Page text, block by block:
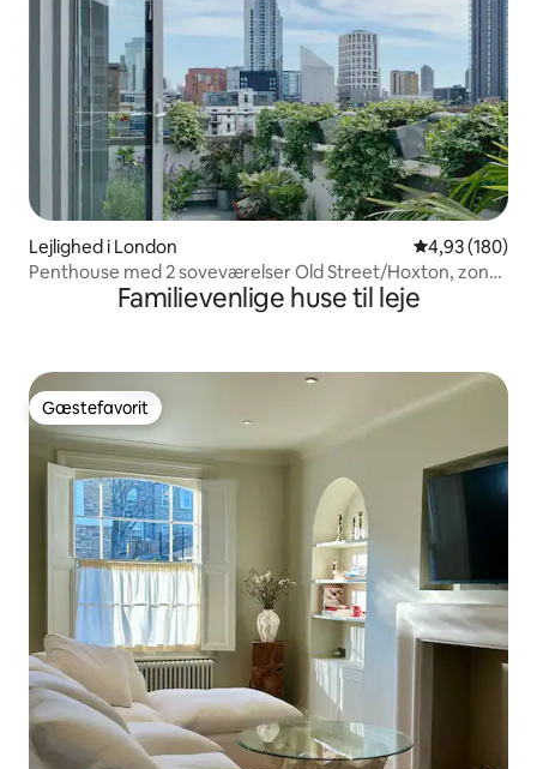
Lejlighed i London 4,93 ud af 5 i
4,93 (180)
Penthouse med 2 soveværelser Old Street/Hoxton, zone
Familievenlige huse til leje
Gæstefavorit
Gæstefavorit